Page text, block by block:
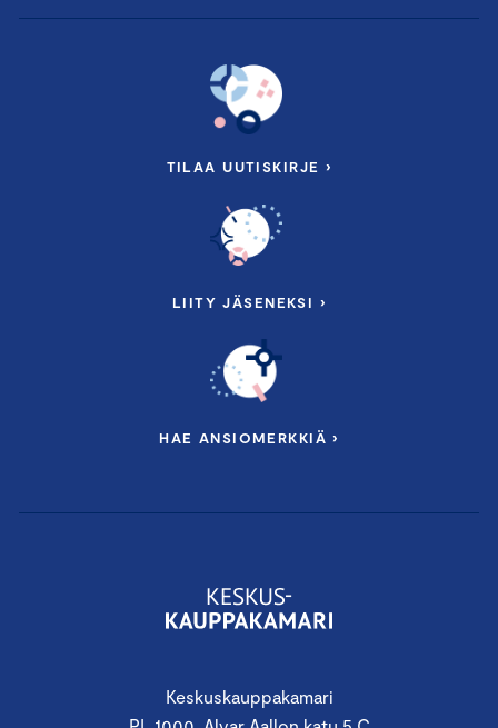
Keskuskauppakamari
TILAA UUTISKIRJE ›
LIITY JÄSENEKSI ›
HAE ANSIOMERKKIÄ ›